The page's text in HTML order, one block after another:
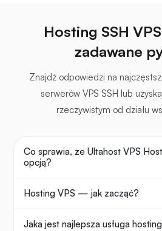
Hosting SSH
zadawane
Znajdź odpowiedzi na
serwerów VPS SSH lub
rzeczywistym od działu
Co sprawia, że Ultahost VPS
opcją?
Hosting VPS — jak zacząć?
Jaka jest najlepsza usługa